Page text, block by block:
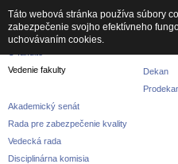
Fakulta
Vedenie fakulty
Dekan
Akademický senát
Rada pre zabezpečenie kvality
Vedecká rada
Disciplinárna komisia
Táto webová stránka používa súbory
zabezpečenie svojho efektívneho
uchovávaním cookies.